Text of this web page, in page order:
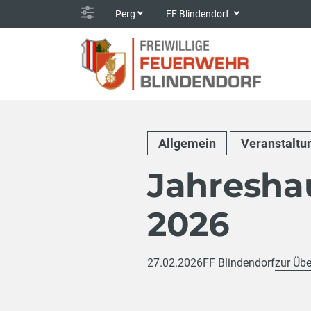
Perg FF Blindendorf
Allgemein
2026
27.02.2026FF Blindendorfzur